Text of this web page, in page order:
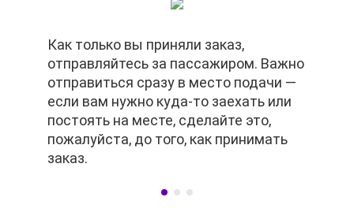
Нельзя просить пассажира отменить
заказ.
Как только вы приняли заказ,
отправляйтесь за пассажиром. Важно
отправиться сразу в место подачи —
если вам нужно куда-то заехать или
постоять на месте, сделайте это,
пожалуйста, до того, как принимать
заказ.
Когда доберётесь до нужного адреса,
нажимайте кнопку «На месте». В этот
момент вы действительно должны
быть на месте. Если нажмёте кнопку
заранее, то платное ожидание не
сработает.
Нельзя просить пассажира отменить
заказ.
Как только вы приняли заказ,
отправляйтесь за пассажиром. Важно
отправиться сразу в место подачи —
если вам нужно куда-то заехать или
постоять на месте, сделайте это,
пожалуйста, до того, как принимать
заказ.